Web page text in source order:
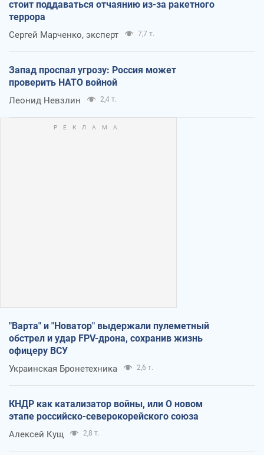
стоит поддаваться отчаянию из-за ракетного
террора
Сергей Марченко, эксперт 7,7 т.
Запад проспал угрозу: Россия может
проверить НАТО войной
Леонид Невзлин 2,4 т.
"Варта" и "Новатор" выдержали пулеметный
обстрел и удар FPV-дрона, сохранив жизнь
офицеру ВСУ
Украинская Бронетехника 2,6 т.
КНДР как катализатор войны, или О новом
этапе российско-северокорейского союза
Алексей Кущ 2,8 т.